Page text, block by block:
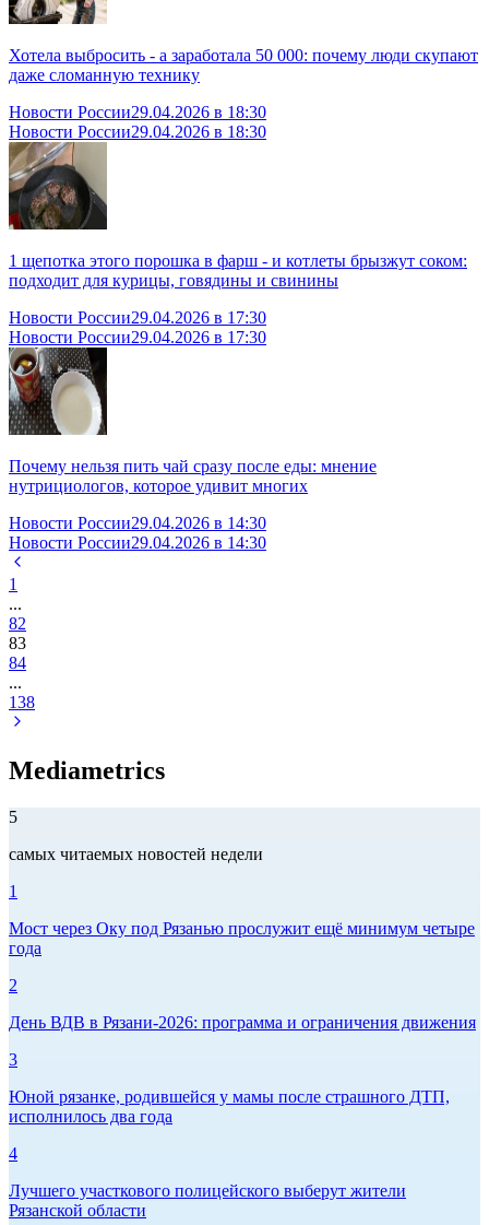
Хотела выбросить - а заработала 50 000: почему люди скупают
даже сломанную технику
Новости России29.04.2026 в 18:30
Новости России29.04.2026 в 18:30
1 щепотка этого порошка в фарш - и котлеты брызжут соком:
подходит для курицы, говядины и свинины
Новости России29.04.2026 в 17:30
Новости России29.04.2026 в 17:30
Почему нельзя пить чай сразу после еды: мнение
нутрициологов, которое удивит многих
Новости России29.04.2026 в 14:30
Новости России29.04.2026 в 14:30
1
...
82
83
84
...
138
Mediametrics
5
самых читаемых новостей недели
1
Мост через Оку под Рязанью прослужит ещё минимум четыре
года
2
День ВДВ в Рязани‑2026: программа и ограничения движения
3
Юной рязанке, родившейся у мамы после страшного ДТП,
исполнилось два года
4
Лучшего участкового полицейского выберут жители
Рязанской области